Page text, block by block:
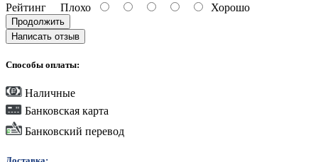
Рейтинг Плохо Хорошо
Продолжить
Написать отзыв
Способы оплаты:
Наличные
Банковская карта
Банковский перевод